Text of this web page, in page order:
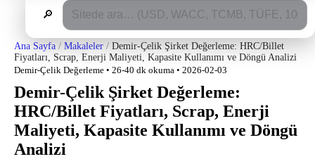
🔎
Ana Sayfa / Makaleler / Demir-Çelik Şirket Değerleme: HRC/Billet
Fiyatları, Scrap, Enerji Maliyeti, Kapasite Kullanımı ve Döngü Analizi
Demir-Çelik Değerleme • 26-40 dk okuma • 2026-02-03
Demir-Çelik Şirket Değerleme:
HRC/Billet Fiyatları, Scrap, Enerji
Maliyeti, Kapasite Kullanımı ve Döngü
Analizi